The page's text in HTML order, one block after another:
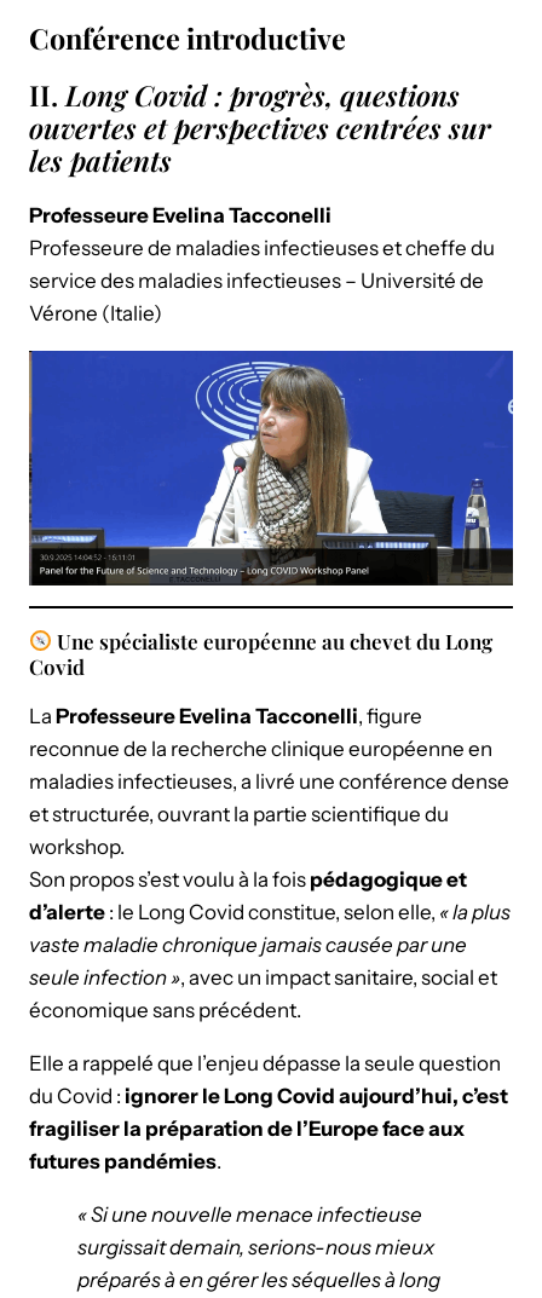
Conférence introductive
II. Long Covid : progrès, questions
ouvertes et perspectives centrées sur
les patients
Professeure Evelina Tacconelli
Professeure de maladies infectieuses et cheffe du
service des maladies infectieuses – Université de
Vérone (Italie)
Une spécialiste européenne au chevet du Long
Covid
La Professeure Evelina Tacconelli, figure
reconnue de la recherche clinique européenne en
maladies infectieuses, a livré une conférence dense
et structurée, ouvrant la partie scientifique du
workshop.
Son propos s’est voulu à la fois pédagogique et
d’alerte : le Long Covid constitue, selon elle, « la plus
vaste maladie chronique jamais causée par une
seule infection », avec un impact sanitaire, social et
économique sans précédent.
Elle a rappelé que l’enjeu dépasse la seule question
du Covid : ignorer le Long Covid aujourd’hui, c’est
fragiliser la préparation de l’Europe face aux
futures pandémies.
« Si une nouvelle menace infectieuse
surgissait demain, serions-nous mieux
préparés à en gérer les séquelles à long